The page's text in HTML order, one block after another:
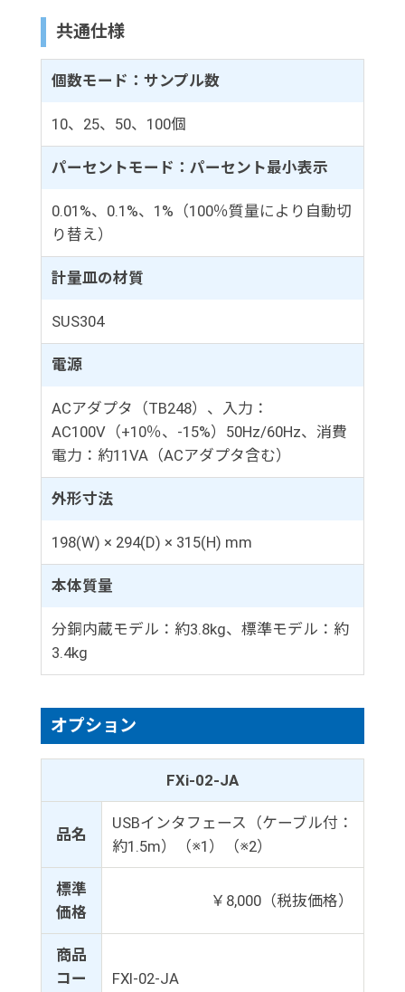
共通仕様
個数モード：サンプル数
10、25、50、100個
パーセントモード：パーセント最小表示
0.01%、0.1%、1%（100％質量により自動切
り替え）
計量皿の材質
SUS304
電源
ACアダプタ（TB248）、入力：
AC100V（+10％、-15%）50Hz/60Hz、消費
電力：約11VA（ACアダプタ含む）
外形寸法
198(W) × 294(D) × 315(H) mm
本体質量
分銅内蔵モデル：約3.8kg、標準モデル：約
3.4kg
オプション
FXi-02-JA
品名
USBインタフェース（ケーブル付：
約1.5m）（※1）（※2）
標準
価格
￥8,000（税抜価格）
商品
コー
FXI-02-JA